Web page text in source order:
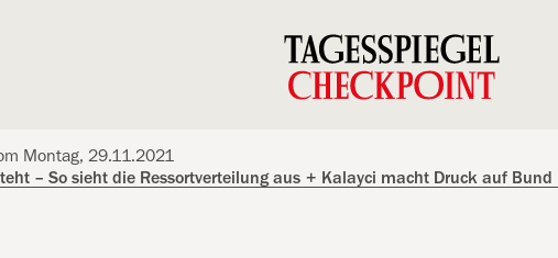
Montag, 29.11.2021
– So sieht die Ressortverteilung aus + Kalayci macht Druck auf Bund